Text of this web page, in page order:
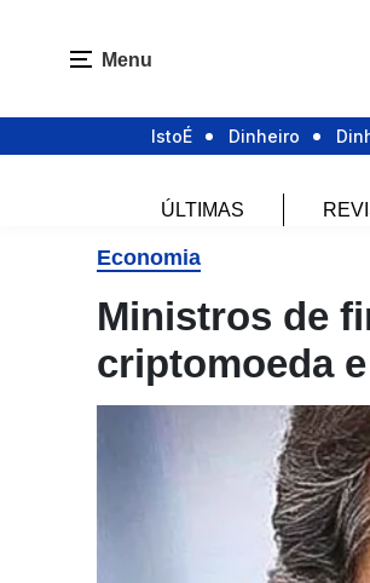
Menu
IstoÉ Dinheiro
ÚLTIMAS
Economia
Ministros de
criptomoeda